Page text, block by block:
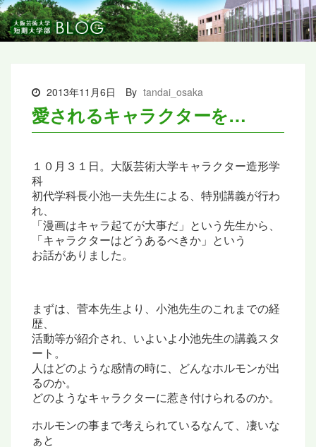
2013年11月6日 By tandai_osaka
愛されるキャラクターを…
１０月３１日。大阪芸術大学キャラクター造形学
科
初代学科長小池一夫先生による、特別講義が行わ
れ、
「漫画はキャラ起てが大事だ」という先生から、
「キャラクターはどうあるべきか」という
お話がありました。
まずは、菅本先生より、小池先生のこれまでの経
歴、
活動等が紹介され、いよいよ小池先生の講義スタ
ート。
人はどのような感情の時に、どんなホルモンが出
るのか。
どのようなキャラクターに惹き付けられるのか。
ホルモンの事まで考えられているなんて、凄いな
ぁと